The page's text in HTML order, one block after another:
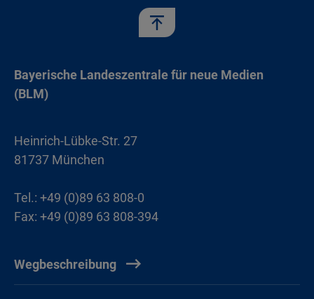
Bayerische Landeszentrale für neue Medien
(BLM)
Heinrich-Lübke-Str. 27
81737 München
Tel.: +49 (0)89 63 808-0
Fax: +49 (0)89 63 808-394
Wegbeschreibung